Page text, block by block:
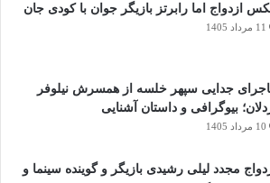
ازدواج اما رابرتز بازیگر جوان با کودی جان
11 مرداد 1405
جدایی سپهر خلسه از همسرش نیلوفر
بیوگرافی و داستان آشنایی
10 مرداد 1405
مجدد لیلی رشیدی بازیگر و گوینده سینما و